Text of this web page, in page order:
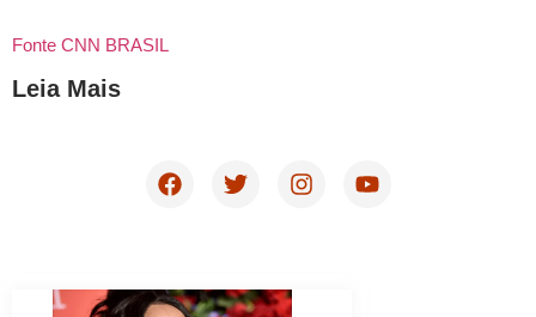
Fonte CNN BRASIL
Leia Mais